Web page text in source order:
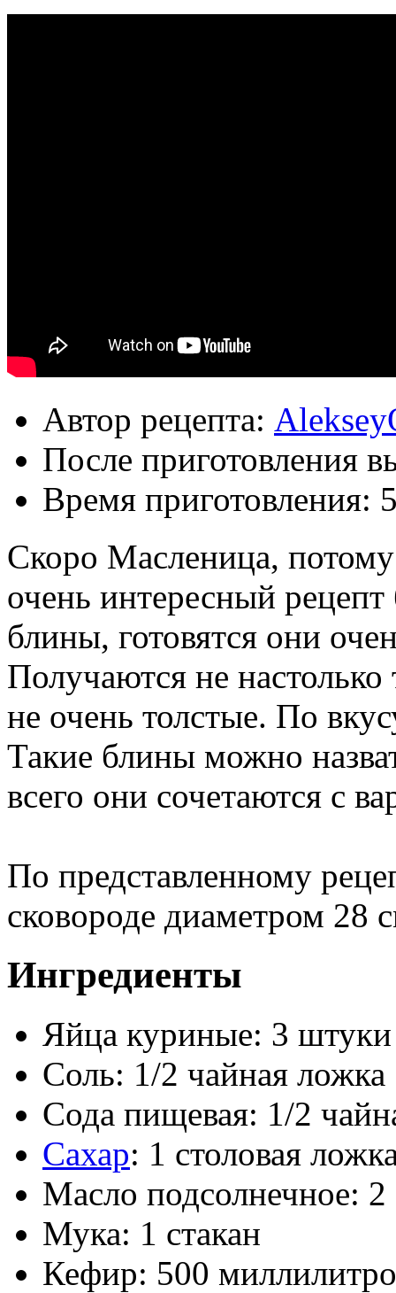
Автор рецепта:
После приготовления
Время приготовления:
Скоро Масленица,
очень интересный
блины, готовятся они
Получаются не
не очень толстые. По
Такие блины можно
всего они сочетаются с
По представленному
сковороде диаметром 28
Ингредиенты
Яйца куриные: 3 штуки
Соль: 1/2 чайная ложка
Сода пищевая: 1/2
Сахар: 1 столовая
Масло подсолнечное:
Мука: 1 стакан
Кефир: 500